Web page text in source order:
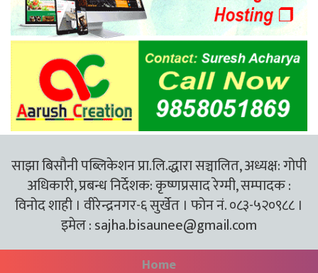
साझा बिसौनी पब्लिकेशन प्रा.लि.द्धारा सञ्चालित, अध्यक्ष: गोपी
अधिकारी, प्रबन्ध निर्देशक: कृष्णप्रसाद रेग्मी, सम्पादक :
विनोद शाही । वीरेन्द्रनगर-६ सुर्खेत । फोन नं. ०८३-५२०९८८ ।
इमेल :sajha.bisaunee@gmail.com
Home